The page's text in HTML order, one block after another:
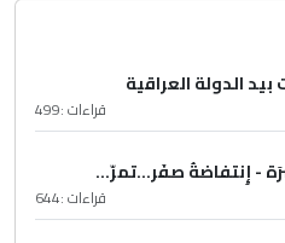
الدولة العراقية
قراءات :499
- إِنتفاضةُ صفَر…تمرّ...
قراءات :644